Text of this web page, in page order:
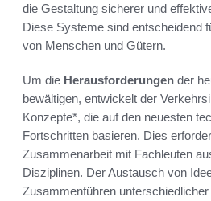
die Gestaltung sicherer und
Diese Systeme sind entscheidend
von Menschen und Gütern.
Um die Herausforderungen der
bewältigen, entwickelt der
Konzepte*, die auf den neuesten
Fortschritten basieren. Dies
Zusammenarbeit mit Fachleuten
Disziplinen. Der Austausch von
Zusammenführen